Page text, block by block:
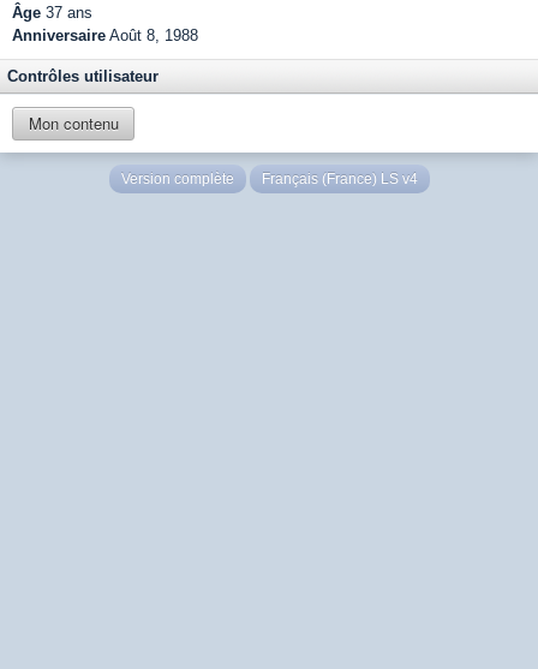
Âge 37 ans
Anniversaire Août 8, 1988
Contrôles utilisateur
Mon contenu
Version complète Français (France) LS v4